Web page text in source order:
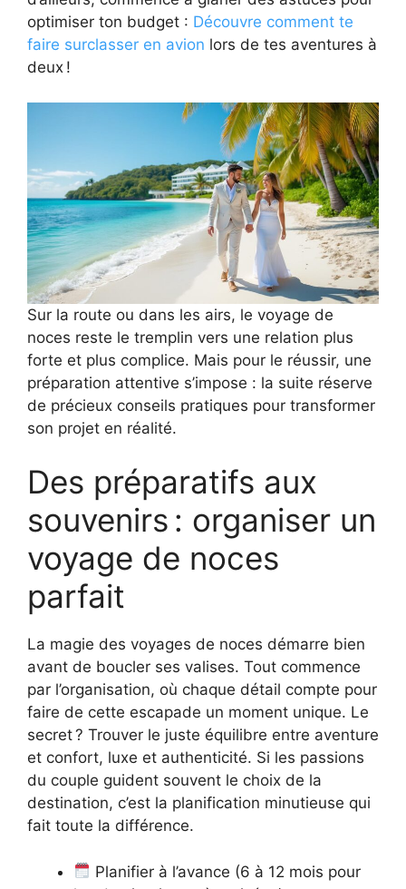
optimiser ton budget : Découvre comment te
faire surclasser en avion lors de tes aventures à
deux !
Sur la route ou dans les airs, le voyage de
noces reste le tremplin vers une relation plus
forte et plus complice. Mais pour le réussir, une
préparation attentive s’impose : la suite réserve
de précieux conseils pratiques pour transformer
son projet en réalité.
Des préparatifs aux
souvenirs : organiser un
voyage de noces
parfait
La magie des voyages de noces démarre bien
avant de boucler ses valises. Tout commence
par l’organisation, où chaque détail compte pour
faire de cette escapade un moment unique. Le
secret ? Trouver le juste équilibre entre aventure
et confort, luxe et authenticité. Si les passions
du couple guident souvent le choix de la
destination, c’est la planification minutieuse qui
fait toute la différence.
Planifier à l’avance (6 à 12 mois pour